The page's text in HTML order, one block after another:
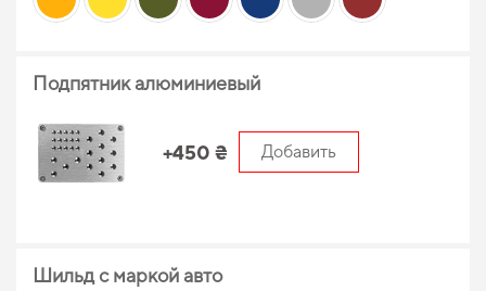
Подпятник алюминиевый
+450 ₴ Добавить
Шильд с маркой авто